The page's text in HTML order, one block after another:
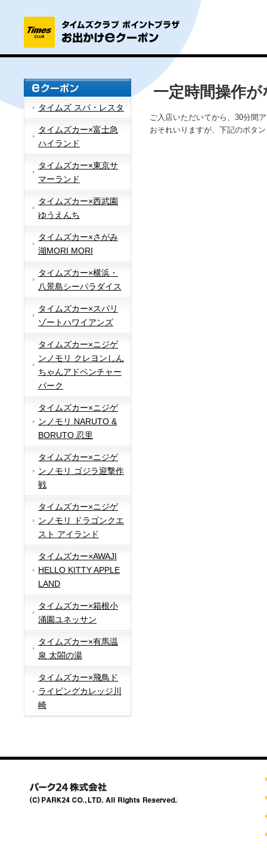
タイムズ スパ・レスタ
タイムズカー×富士急
ハイランド
タイムズカー×東京サ
マーランド
タイムズカー×西武園
ゆうえんち
タイムズカー×さがみ
湖MORI MORI
タイムズカー×横浜・
八景島シーパラダイス
タイムズカー×スパリ
ゾートハワイアンズ
タイムズカー×ニジゲ
ンノモリ クレヨンしん
ちゃんアドベンチャー
パーク
タイムズカー×ニジゲ
ンノモリ NARUTO &
BORUTO 忍里
タイムズカー×ニジゲ
ンノモリ ゴジラ迎撃作
戦
タイムズカー×ニジゲ
ンノモリ ドラゴンクエ
スト アイランド
タイムズカー×AWAJI
HELLO KITTY APPLE
LAND
タイムズカー×箱根小
涌園ユネッサン
タイムズカー×有馬温
泉 太閤の湯
タイムズカー×飛鳥ド
ライビングカレッジ川
崎
一定時間操作
ご入店いただいてから、30分間
おそれいりますが、下記のボタ